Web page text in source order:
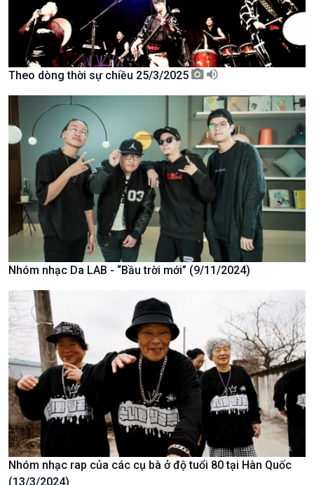
Xã hội
Tin Đời sống & Xã hội
360 độ Sức khỏe
Chuyển đổi Xanh
Tài nguyên và Môi trường
Chuyên gia của bạn
Xã hội chuyển động
Bước chân đến trường
Khoa học & Công nghệ
Tin Khoa học & Công nghệ
Kết nối công nghệ
Sống chung với biến đổi
Theo dòng thời sự chiều 25/3/2025
Nhóm nhạc Da LAB - “Bầu trời mới” (9/11/2024)
Nhóm nhạc rap của các cụ bà ở độ tuổi 80 tại Hàn Quốc
(13/3/2024)